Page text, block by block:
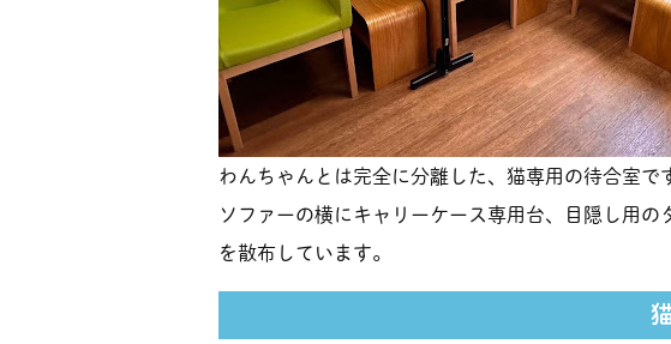
わんちゃんとは完全に分離した、猫専用の待合室で
ソファーの横にキャリーケース専用台、目隠し用
を散布しています。